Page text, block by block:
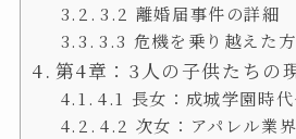
3.2 離婚届事件の詳細
3.3 危機を乗り越えた
第4章：3人の子供たちの
4.1 長女：成城学園時
4.2 次女：アパレル業